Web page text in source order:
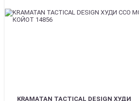
KRAMATAN TACTICAL DESIGN ХУДИ